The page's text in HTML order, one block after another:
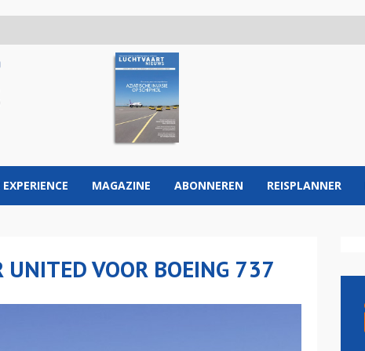
EXPERIENCE MAGAZINE ABONNEREN REISPLANNER
UNITED VOOR BOEING 737